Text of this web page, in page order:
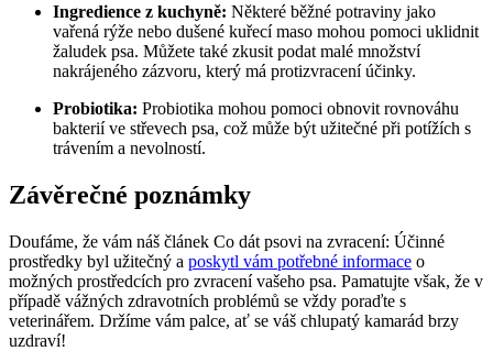
Ingredience z kuchyně: Některé běžné potraviny jako
vařená rýže nebo dušené kuřecí maso mohou pomoci uklidnit
žaludek psa. Můžete také zkusit podat malé množství
nakrájeného zázvoru, který má protizvracení účinky.
Probiotika: Probiotika mohou pomoci obnovit rovnováhu
bakterií ve střevech psa, což může být užitečné při potížích s
trávením a nevolností.
Závěrečné poznámky
Doufáme, že vám náš článek Co dát psovi na zvracení: Účinné
prostředky byl užitečný a poskytl vám potřebné informace o
možných prostředcích pro zvracení vašeho psa. Pamatujte však, že v
případě vážných zdravotních problémů se vždy poraďte s
veterinářem. Držíme vám palce, ať se váš chlupatý kamarád brzy
uzdraví!